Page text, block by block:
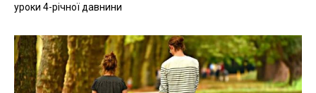
уроки 4-річної давнини